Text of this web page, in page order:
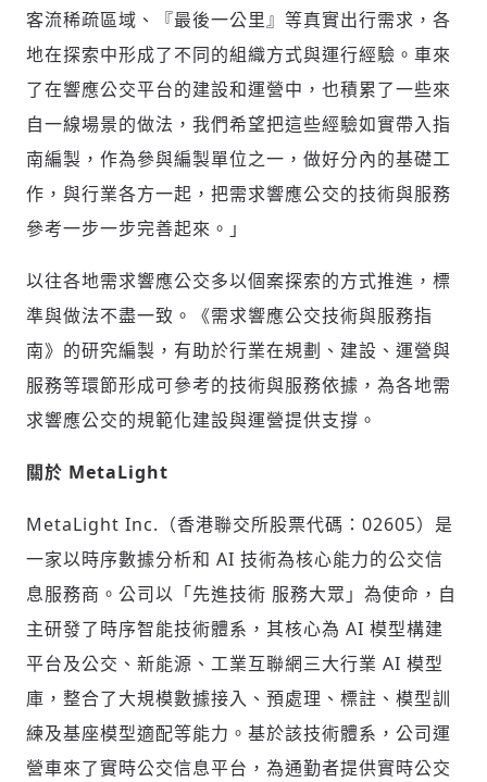
登入或註冊
歡迎您加入《旭時報》
掌握國際政經脈動
輸入 Email 驗證碼
請輸入發送到的驗證碼
(十分鐘內有效)
驗證
客流稀疏區域、『最後一公里』等真實出行需求，各
地在探索中形成了不同的組織方式與運行經驗。車來
了在響應公交平台的建設和運營中，也積累了一些來
自一線場景的做法，我們希望把這些經驗如實帶入指
南編製，作為參與編製單位之一，做好分內的基礎工
作，與行業各方一起，把需求響應公交的技術與服務
參考一步一步完善起來。」
以往各地需求響應公交多以個案探索的方式推進，標
準與做法不盡一致。《需求響應公交技術與服務指
南》的研究編製，有助於行業在規劃、建設、運營與
服務等環節形成可參考的技術與服務依據，為各地需
求響應公交的規範化建設與運營提供支撐。
關於 MetaLight
MetaLight Inc.（香港聯交所股票代碼：02605）是
一家以時序數據分析和 AI 技術為核心能力的公交信
息服務商。公司以「先進技術 服務大眾」為使命，自
主研發了時序智能技術體系，其核心為 AI 模型構建
平台及公交、新能源、工業互聯網三大行業 AI 模型
庫，整合了大規模數據接入、預處理、標註、模型訓
練及基座模型適配等能力。基於該技術體系，公司運
營車來了實時公交信息平台，為通勤者提供實時公交